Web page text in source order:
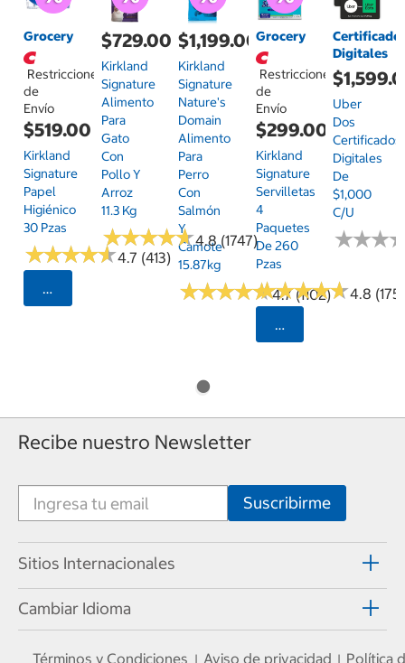
Grocery
Restricciones
de
Envío
$519.00
Kirkland
Signature
Papel
Higiénico
30 Pzas
★★★★★
★★★★★4.7 (413)
Seleccionar Código Postal
$729.00
Kirkland
Signature
Alimento
Para
Gato
Con
Pollo Y
Arroz
11.3 Kg
★★★★★
★★★★★4.8 (1747)
$1,199.00
Kirkland
Signature
Nature's
Domain
Alimento
Para
Perro
Con
Salmón
Y
Camote
15.87kg
★★★★★
★★★★★4.7 (1102)
Grocery
Restricciones
de
Envío
$299.00
Kirkland
Signature
Servilletas
4
Paquetes
De 260
Pzas
★★★★★
★★★★★4.8 (175)
Seleccionar
Digitales
Uber
Dos
Certificados
Digitales
De
$1,000
C/u
★★★
★★★
Recibe nuestro Newsletter
Sitios Internacionales
Cambiar Idioma
Términos y Condiciones | Aviso de privacidad | Política